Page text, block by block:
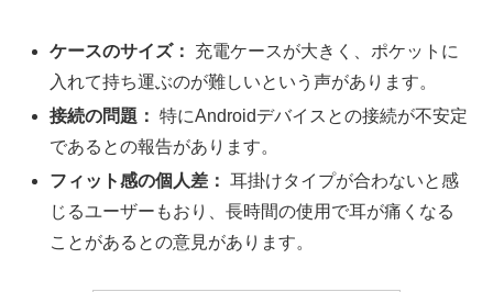
ケースのサイズ：
充電ケースが大きく、ポケットに
入れて持ち運ぶのが難しいという声があります。
接続の問題： 特にAndroidデバイスとの接続が不安定
であるとの報告があります。
フィット感の個人差： 耳掛けタイプが合わないと感
じるユーザーもおり、長時間の使用で耳が痛くなる
ことがあるとの意見があります。